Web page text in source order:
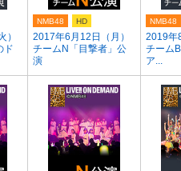
）
ド
2017年6月12日（月）
チームN「目撃者」公
演
NMB48 HD
2019年
チーム
ア...
NMB48